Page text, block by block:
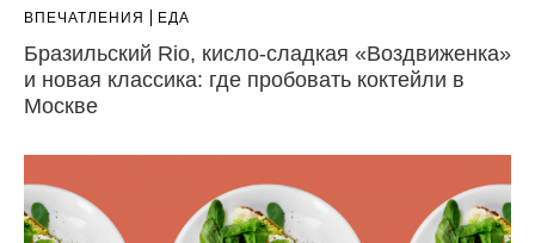
ВПЕЧАТЛЕНИЯ ЕДА
Бразильский Rio, кисло-сладкая «Воздвиженка»
и новая классика: где пробовать коктейли в
Москве